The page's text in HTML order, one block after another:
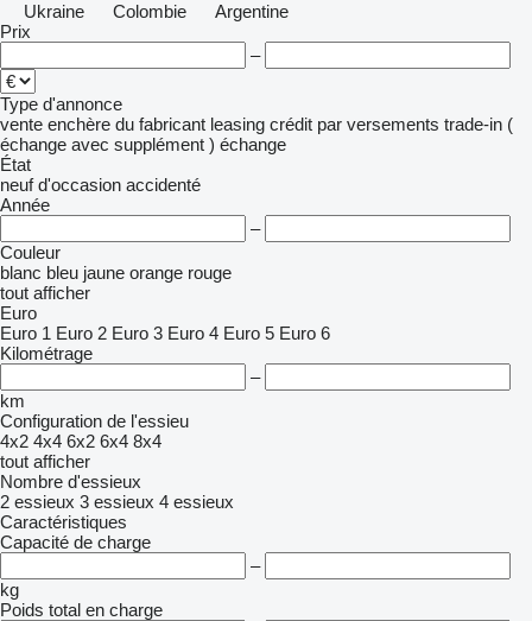
Ukraine
Colombie
Argentine
Prix
–
Type d'annonce
vente enchère du fabricant leasing crédit par versements trade-in (
échange avec supplément ) échange
État
neuf d'occasion accidenté
Année
–
Couleur
blanc bleu jaune orange rouge
tout afficher
Euro
Euro 1 Euro 2 Euro 3 Euro 4 Euro 5 Euro 6
Kilométrage
–
km
Configuration de l'essieu
4x2 4x4 6x2 6x4 8x4
tout afficher
Nombre d'essieux
2 essieux 3 essieux 4 essieux
Caractéristiques
Capacité de charge
–
kg
Poids total en charge